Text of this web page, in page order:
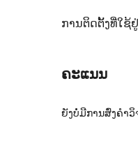
ການຕິດຕັ້ງທີ່ໃຊ້
ຄະແນນ
ຍັງບໍ່ມີການສົ່ງຄຳວິ